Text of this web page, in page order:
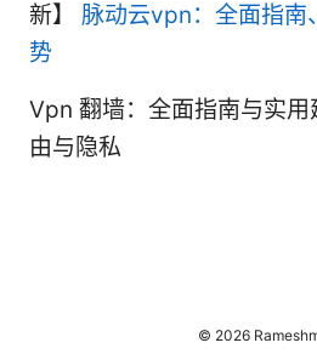
新】 脉动云vpn：全面指南
势
Vpn 翻墙：全面指南与实用
由与隐私
© 2026